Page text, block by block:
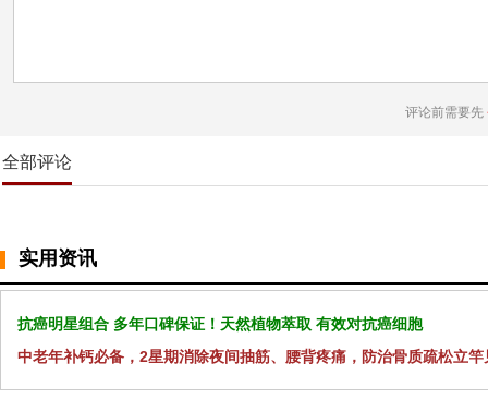
评论前需要先
全部评论
实用资讯
抗癌明星组合 多年口碑保证！天然植物萃取 有效对抗癌细胞
中老年补钙必备，2星期消除夜间抽筋、腰背疼痛，防治骨质疏松立竿